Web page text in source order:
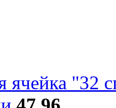
ячейка "32